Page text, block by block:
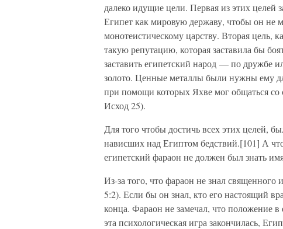
далеко идущие цели. Первая из этих целей
Египет как мировую державу, чтобы он не
монотеистическому царству. Вторая цель,
такую репутацию, которая заставила бы
заставить египетский народ — по дружбе
золото. Ценные металлы были нужны ему
при помощи которых Яхве мог общаться
Исход 25).
Для того чтобы достичь всех этих целей,
нависших над Египтом бедствий.[101] А
египетский фараон не должен был знать
Из-за того, что фараон не знал
5:2). Если бы он знал, кто его настоящий
конца. Фараон не замечал, что положение в
эта психологическая игра закончилась,